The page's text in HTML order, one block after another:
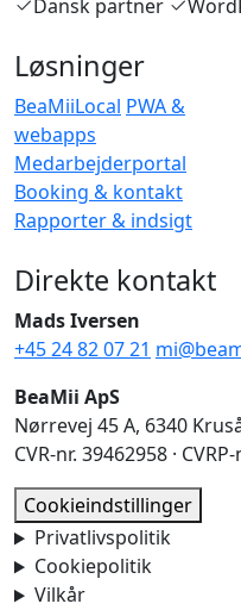
Dansk partner
Løsninger
BeaMiiLocal PWA &
webapps
Medarbejderportal
Booking & kontakt
Rapporter & indsigt
Direkte kontakt
Mads Iversen
+45 24 82 07 21
BeaMii ApS
Nørrevej 45 A, 6340
CVR-nr. 39462958 ·
Cookieindstillinger
Privatlivspolitik
Cookiepolitik
Vilkår